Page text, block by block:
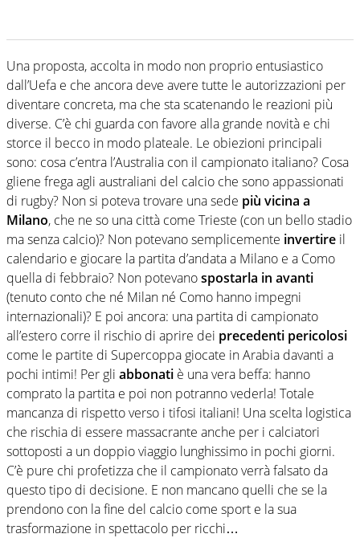
Una proposta, accolta in modo non proprio entusiastico
dall’Uefa e che ancora deve avere tutte le autorizzazioni per
diventare concreta, ma che sta scatenando le reazioni più
diverse. C’è chi guarda con favore alla grande novità e chi
storce il becco in modo plateale. Le obiezioni principali
sono: cosa c’entra l’Australia con il campionato italiano? Cosa
gliene frega agli australiani del calcio che sono appassionati
di rugby? Non si poteva trovare una sede più vicina a
Milano, che ne so una città come Trieste (con un bello stadio
ma senza calcio)? Non potevano semplicemente invertire il
calendario e giocare la partita d’andata a Milano e a Como
quella di febbraio? Non potevanospostarla in avanti
(tenuto conto che né Milan né Como hanno impegni
internazionali)? E poi ancora: una partita di campionato
all’estero corre il rischio di aprire dei precedenti pericolosi
come le partite di Supercoppa giocate in Arabia davanti a
pochi intimi! Per gli abbonati è una vera beffa: hanno
comprato la partita e poi non potranno vederla! Totale
mancanza di rispetto verso i tifosi italiani! Una scelta logistica
che rischia di essere massacrante anche per i calciatori
sottoposti a un doppio viaggio lunghissimo in pochi giorni.
C’è pure chi profetizza che il campionato verrà falsato da
questo tipo di decisione. E non mancano quelli che se la
prendono con la fine del calcio come sport e la sua
trasformazione in spettacolo per ricchi…